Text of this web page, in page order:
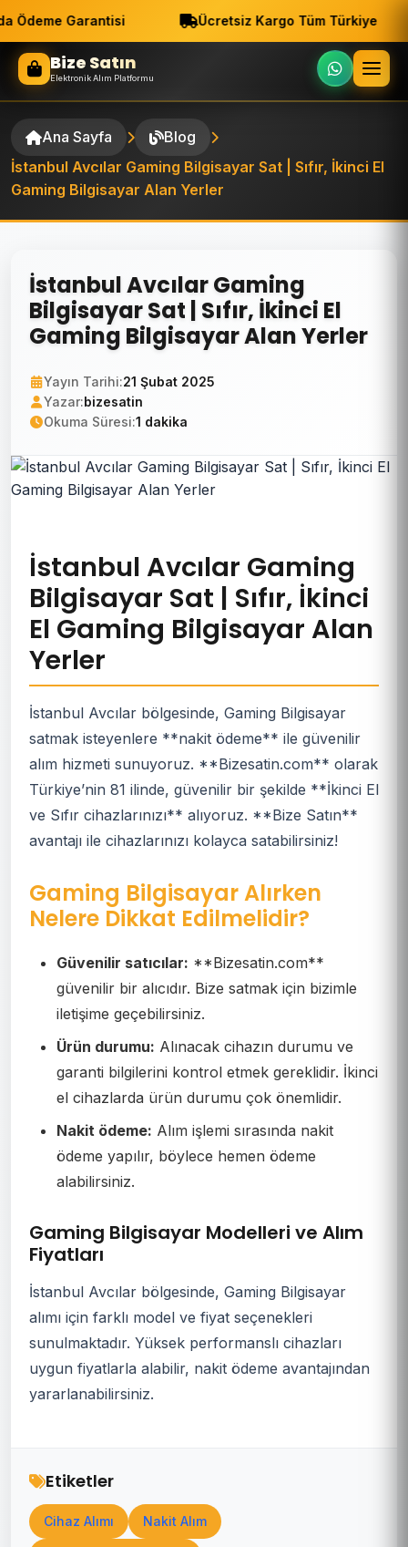
Ödeme Garantisi Ücretsiz Kargo Tüm Türkiye
Bize Satın
Elektronik Alım Platformu
Ana Sayfa
Blog
İstanbul Avcılar Gaming Bilgisayar Sat | Sıfır, İkinci El
Gaming Bilgisayar Alan Yerler
İstanbul Avcılar Gaming
Bilgisayar Sat | Sıfır, İkinci El
Gaming Bilgisayar Alan Yerler
Yayın Tarihi:21 Şubat 2025
Yazar:bizesatin
Okuma Süresi:1 dakika
İstanbul Avcılar Gaming
Bilgisayar Sat | Sıfır, İkinci
El Gaming Bilgisayar Alan
Yerler
İstanbul Avcılar bölgesinde, Gaming Bilgisayar
satmak isteyenlere **nakit ödeme** ile güvenilir
alım hizmeti sunuyoruz. **Bizesatin.com** olarak
Türkiye’nin 81 ilinde, güvenilir bir şekilde **İkinci El
ve Sıfır cihazlarınızı** alıyoruz. **Bize Satın**
avantajı ile cihazlarınızı kolayca satabilirsiniz!
Gaming Bilgisayar Alırken
Nelere Dikkat Edilmelidir?
Güvenilir satıcılar: **Bizesatin.com**
güvenilir bir alıcıdır. Bize satmak için bizimle
iletişime geçebilirsiniz.
Ürün durumu: Alınacak cihazın durumu ve
garanti bilgilerini kontrol etmek gereklidir. İkinci
el cihazlarda ürün durumu çok önemlidir.
Nakit ödeme: Alım işlemi sırasında nakit
ödeme yapılır, böylece hemen ödeme
alabilirsiniz.
Gaming Bilgisayar Modelleri ve Alım
Fiyatları
İstanbul Avcılar bölgesinde, Gaming Bilgisayar
alımı için farklı model ve fiyat seçenekleri
sunulmaktadır. Yüksek performanslı cihazları
uygun fiyatlarla alabilir, nakit ödeme avantajından
yararlanabilirsiniz.
Etiketler
Cihaz Alımı Nakit Alım